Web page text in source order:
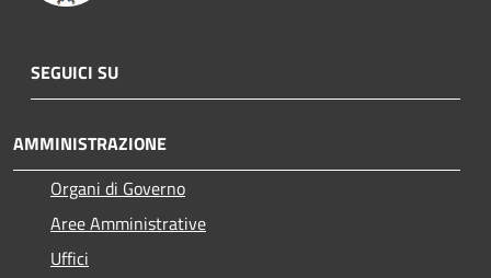
SEGUICI SU
AMMINISTRAZIONE
Organi di Governo
Aree Amministrative
Uffici